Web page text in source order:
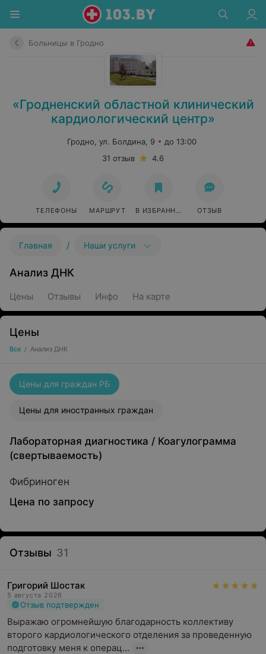
Больницы в Гродно
«Гродненский областной клинический
кардиологический центр»
Гродно, ул. Болдина, 9
до 13:00
31 отзыв
4.6
ТЕЛЕФОНЫ МАРШРУТ В ИЗБРАННОЕ ОТЗЫВ
Главная / Наши услуги
Анализ ДНК
Цены Отзывы Инфо На карте
Цены
Все / Анализ ДНК
Цены для граждан РБ
Цены для иностранных граждан
Лабораторная диагностика / Коагулограмма
(свертываемость)
Фибриноген
Цена по запросу
Отзывы 31
Григорий Шостак
5 августа 2026
Отзыв подтвержден
Выражаю огромнейшую благодарность коллективу
второго кардиологического отделения за проведенную
подготовку меня к операц...